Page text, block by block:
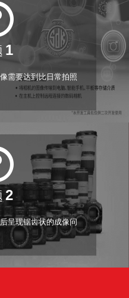
1
需要达到比日常拍照
2
呈现锯齿状的成像问